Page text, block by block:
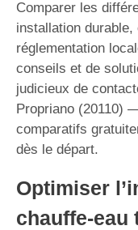
Comparer les
installation
réglementation
conseils et de
judicieux de
Propriano (20110)
comparatifs
dès le départ.
Optimiser
chauffe-eau